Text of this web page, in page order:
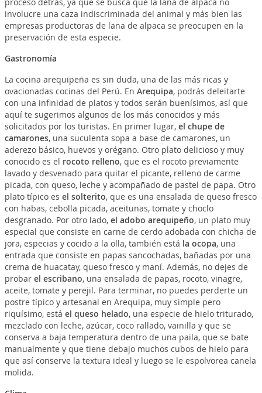
involucre una caza indiscriminada del animal y más bien las
empresas productoras de lana de alpaca se preocupen en la
preservación de esta especie.
Gastronomía
La cocina arequipeña es sin duda, una de las más ricas y
ovacionadas cocinas del Perú. En Arequipa, podrás deleitarte
con una infinidad de platos y todos serán buenísimos, así que
aquí te sugerimos algunos de los más conocidos y más
solicitados por los turistas. En primer lugar, el chupe de
camarones, una suculenta sopa a base de camarones, un
aderezo básico, huevos y orégano. Otro plato delicioso y muy
conocido es el rocoto relleno, que es el rocoto previamente
lavado y desvenado para quitar el picante, relleno de carme
picada, con queso, leche y acompañado de pastel de papa. Otro
plato típico es el solterito, que es una ensalada de queso fresco
con habas, cebolla picada, aceitunas, tomate y choclo
desgranado. Por otro lado, el adobo arequipeño, un plato muy
especial que consiste en carne de cerdo adobada con chicha de
jora, especias y cocido a la olla, también está la ocopa, una
entrada que consiste en papas sancochadas, bañadas por una
crema de huacatay, queso fresco y maní. Además, no dejes de
probar el escribano, una ensalada de papas, rocoto, vinagre,
aceite, tomate y perejil. Para terminar, no puedes perderte un
postre típico y artesanal en Arequipa, muy simple pero
riquísimo, está el queso helado, una especie de hielo triturado,
mezclado con leche, azúcar, coco rallado, vainilla y que se
conserva a baja temperatura dentro de una paila, que se bate
manualmente y que tiene debajo muchos cubos de hielo para
que así conserve la textura ideal y luego se le espolvorea canela
molida.